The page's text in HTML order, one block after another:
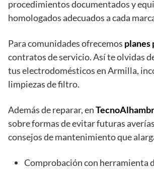
procedimientos documentados y
homologados adecuados a cada
Para comunidades ofrecemos
contratos de servicio. Así te olvidas
tus electrodomésticos en Armilla,
limpiezas de filtro.
Además de reparar, en
sobre formas de evitar futuras
consejos de mantenimiento que
Comprobación con herramienta